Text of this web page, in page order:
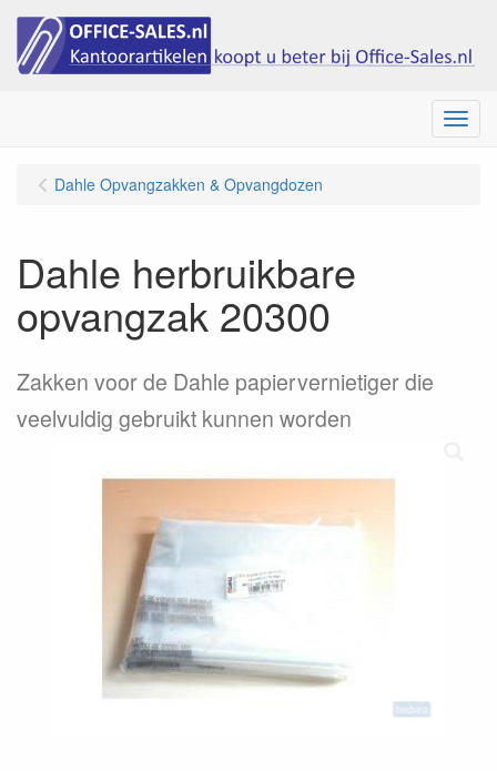
Menu
Dahle Opvangzakken & Opvangdozen
Dahle herbruikbare
opvangzak 20300
Zakken voor de Dahle papiervernietiger die
veelvuldig gebruikt kunnen worden